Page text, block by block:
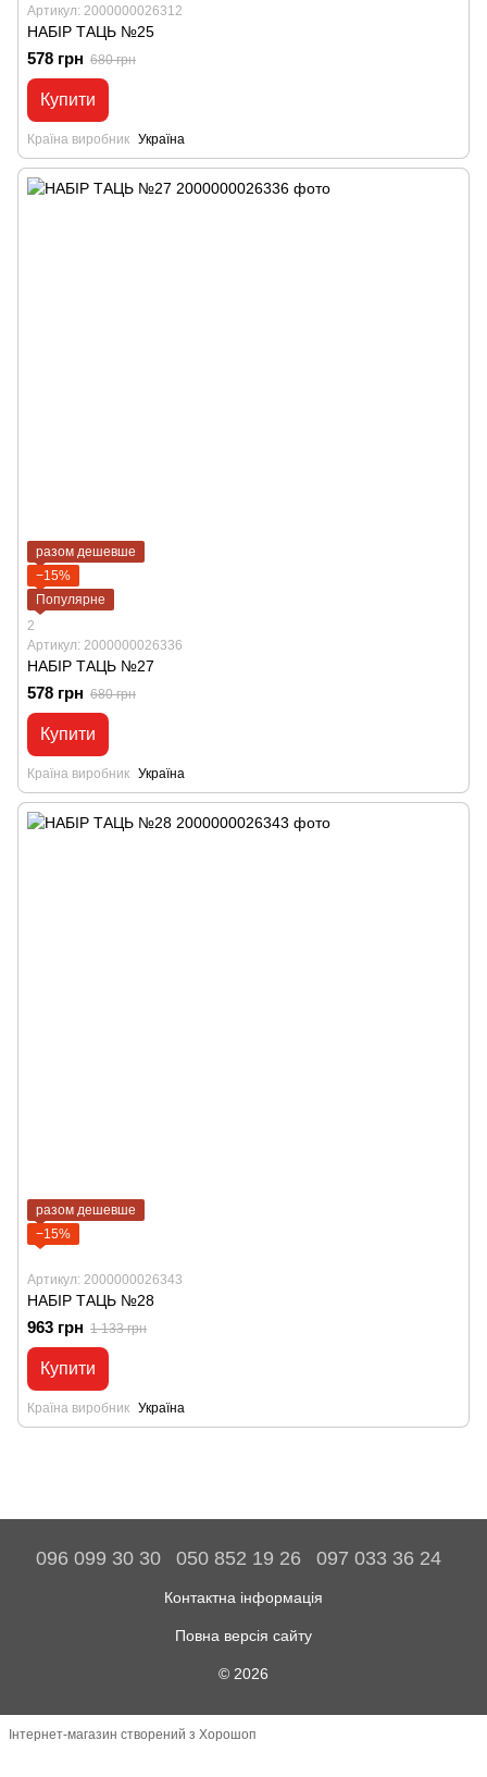
Артикул: 2000000026312
НАБІР ТАЦЬ №25
578 грн 680 грн
Купити
Країна виробник Україна
разом дешевше
−15%
Популярне
2
Артикул: 2000000026336
НАБІР ТАЦЬ №27
578 грн 680 грн
Купити
Країна виробник Україна
разом дешевше
−15%
Артикул: 2000000026343
НАБІР ТАЦЬ №28
963 грн 1 133 грн
Купити
Країна виробник Україна
096 099 30 30 050 852 19 26 097 033 36 24
Контактна інформація
Повна версія сайту
© 2026
Інтернет-магазин створений з Хорошоп